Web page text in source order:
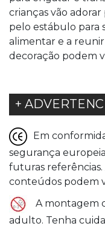
crianças vão adorar
pelo estábulo para
alimentar e a reunir
decoração podem
+
Em
segurança
futuras referências.
conteúdos podem
A montagem
adulto. Tenha